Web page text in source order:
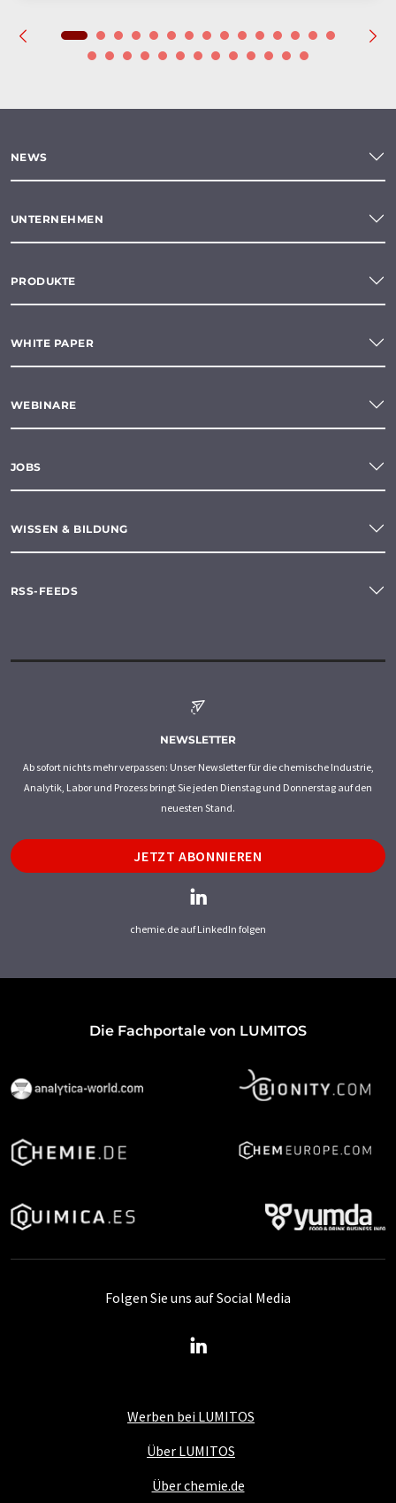
NEWS
UNTERNEHMEN
PRODUKTE
WHITE PAPER
WEBINARE
JOBS
WISSEN & BILDUNG
RSS-FEEDS
NEWSLETTER
Ab sofort nichts mehr verpassen: Unser Newsletter für die chemische Industrie,
Analytik, Labor und Prozess bringt Sie jeden Dienstag und Donnerstag auf den
neuesten Stand.
JETZT ABONNIEREN
chemie.de auf LinkedIn folgen
Die Fachportale von LUMITOS
Werben bei LUMITOS
Über LUMITOS
Über chemie.de
Folgen Sie uns auf Social Media